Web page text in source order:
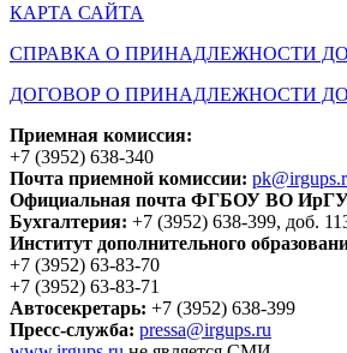
КАРТА САЙТА
СПРАВКА О ПРИНАДЛЕЖНОСТИ
ДОГОВОР О ПРИНАДЛЕЖНОСТИ
Приемная комиссия:
+7 (3952) 638-340
Почта приемной комиссии:
Официальная почта ФГБОУ ВО
Бухгалтерия: +7 (3952) 638-399, доб.
Институт дополнительного
+7 (3952) 63-83-70
+7 (3952) 63-83-71
Автосекретарь: +7 (3952) 638-399
Пресс-служба: pressa@irgups.ru